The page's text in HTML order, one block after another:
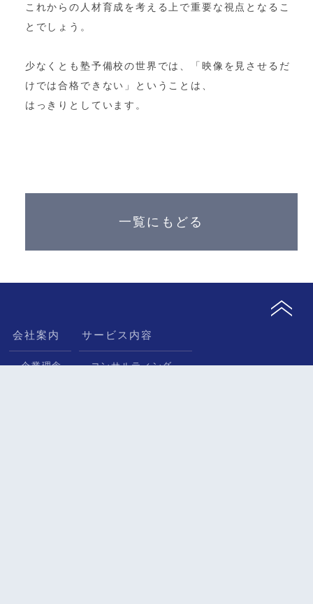
これからの人材育成を考える上で重要な視点となるこ
とでしょう。
少なくとも塾予備校の世界では、「映像を見させるだ
けでは合格できない」ということは、
はっきりとしています。
一覧にもどる
会社案内
企業理念
サービス内容
コンサルティング